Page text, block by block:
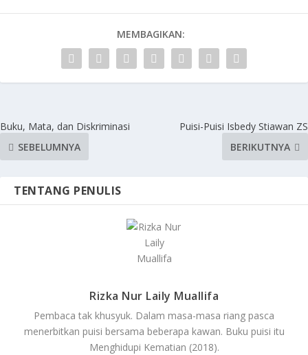
MEMBAGIKAN:
Buku, Mata, dan Diskriminasi
SEBELUMNYA
Puisi-Puisi Isbedy Stiawan ZS
BERIKUTNYA
TENTANG PENULIS
Rizka Nur Laily Muallifa
Pembaca tak khusyuk. Dalam masa-masa riang pasca
menerbitkan puisi bersama beberapa kawan. Buku puisi itu
Menghidupi Kematian (2018).